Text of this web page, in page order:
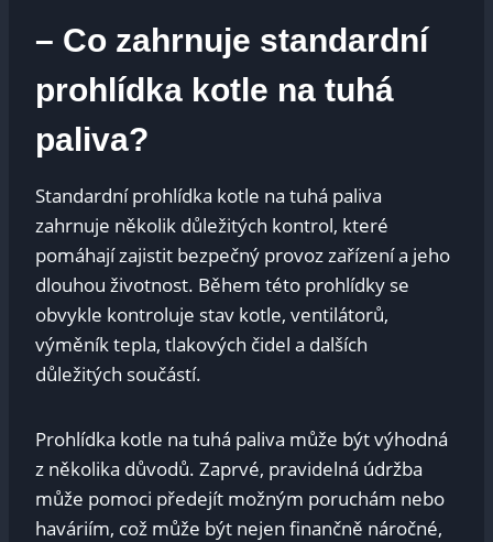
– Co zahrnuje standardní
prohlídka kotle na tuhá
paliva?
Standardní prohlídka kotle na tuhá paliva
zahrnuje několik důležitých kontrol, které
pomáhají zajistit bezpečný provoz zařízení a jeho
dlouhou životnost. Během této prohlídky se
obvykle kontroluje stav kotle, ventilátorů,
výměník tepla, tlakových čidel a dalších
důležitých součástí.
Prohlídka kotle na tuhá paliva může být výhodná
z několika důvodů. Zaprvé, pravidelná údržba
může pomoci předejít možným poruchám nebo
haváriím, což může být nejen finančně náročné,